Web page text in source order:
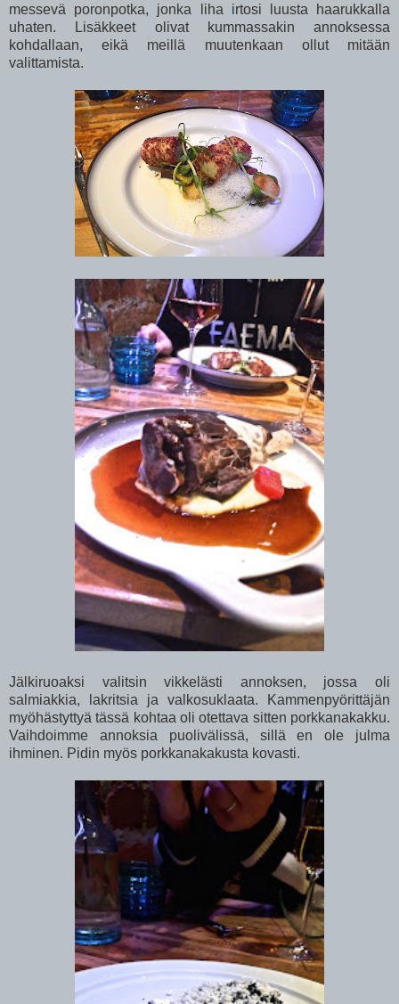
messevä poronpotka, jonka liha irtosi luusta haarukkalla
uhaten. Lisäkkeet olivat kummassakin annoksessa
kohdallaan, eikä meillä muutenkaan ollut mitään
valittamista.
Jälkiruoaksi valitsin vikkelästi annoksen, jossa oli
salmiakkia, lakritsia ja valkosuklaata. Kammenpyörittäjän
myöhästyttyä tässä kohtaa oli otettava sitten porkkanakakku.
Vaihdoimme annoksia puolivälissä, sillä en ole julma
ihminen. Pidin myös porkkanakakusta kovasti.